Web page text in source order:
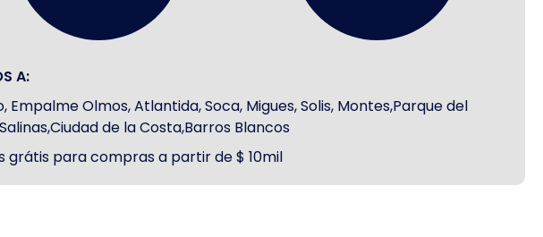
A:
Empalme Olmos, Atlantida, Soca, Migues, Solis, Montes,Parque del
de la Costa,Barros Blancos
grátis para compras a partir de $ 10mil